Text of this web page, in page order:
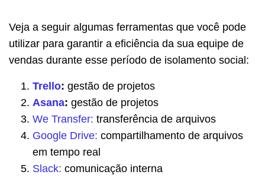
Veja a seguir algumas ferramentas que você pode
utilizar para garantir a eficiência da sua equipe de
vendas durante esse período de isolamento social:
Trello: gestão de projetos
Asana: gestão de projetos
We Transfer: transferência de arquivos
Google Drive: compartilhamento de arquivos
em tempo real
Slack: comunicação interna